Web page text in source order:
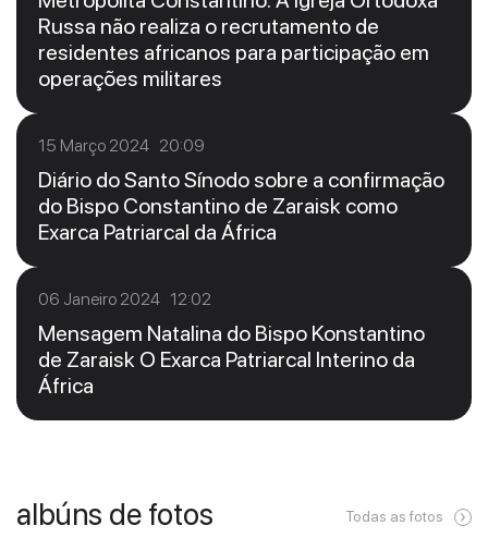
Russa não realiza o recrutamento de
residentes africanos para participação em
operações militares
15 Março 2024 20:09
Diário do Santo Sínodo sobre a confirmação
do Bispo Constantino de Zaraisk como
Exarca Patriarcal da África
06 Janeiro 2024 12:02
Mensagem Natalina do Bispo Konstantino
de Zaraisk O Exarca Patriarcal Interino da
África
albúns de fotos Todas as fotos